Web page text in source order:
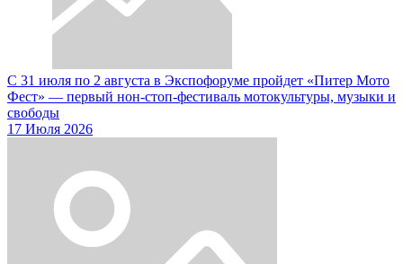
С 31 июля по 2 августа в Экспофоруме пройдет «Питер Мото
Фест» — первый нон-стоп-фестиваль мотокультуры, музыки и
свободы
17 Июля 2026